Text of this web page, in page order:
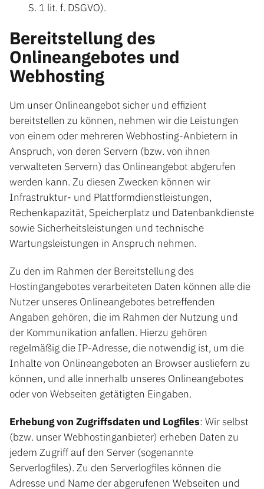
S. 1 lit. f. DSGVO).
Bereitstellung des
Onlineangebotes und
Webhosting
Um unser Onlineangebot sicher und effizient
bereitstellen zu können, nehmen wir die Leistungen
von einem oder mehreren Webhosting-Anbietern in
Anspruch, von deren Servern (bzw. von ihnen
verwalteten Servern) das Onlineangebot abgerufen
werden kann. Zu diesen Zwecken können wir
Infrastruktur- und Plattformdienstleistungen,
Rechenkapazität, Speicherplatz und Datenbankdienste
sowie Sicherheitsleistungen und technische
Wartungsleistungen in Anspruch nehmen.
Zu den im Rahmen der Bereitstellung des
Hostingangebotes verarbeiteten Daten können alle die
Nutzer unseres Onlineangebotes betreffenden
Angaben gehören, die im Rahmen der Nutzung und
der Kommunikation anfallen. Hierzu gehören
regelmäßig die IP-Adresse, die notwendig ist, um die
Inhalte von Onlineangeboten an Browser ausliefern zu
können, und alle innerhalb unseres Onlineangebotes
oder von Webseiten getätigten Eingaben.
Erhebung von Zugriffsdaten und Logfiles: Wir selbst
(bzw. unser Webhostinganbieter) erheben Daten zu
jedem Zugriff auf den Server (sogenannte
Serverlogfiles). Zu den Serverlogfiles können die
Adresse und Name der abgerufenen Webseiten und